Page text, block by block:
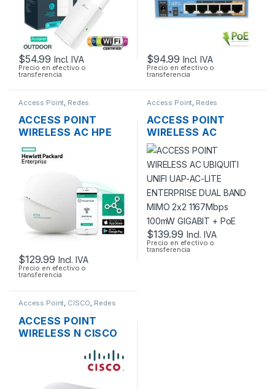
$54.99 Incl. IVA
Precio en efectivo o
transferencia
$94.99 Incl. IVA
Precio en efectivo o
transferencia
Access Point Redes
ACCESS POINT
WIRELESS AC HPE
JZ074A 1300MBPS
OFFICECONNECT
DUAL BAND GIGABIT
POE
$129.99 Incl. IVA
Precio en efectivo o
transferencia
Access Point Redes
ACCESS POINT
WIRELESS AC
UBIQUITI UNIFI UAP-
AC-LITE ENTERPRISE
DUAL BAND MIMO
2×2 1167MBPS
100MW GIGABIT +
POE
$139.99 Incl. IVA
Precio en efectivo o
transferencia
Access Point, CISCO, Redes
ACCESS POINT
WIRELESS N CISCO
DOS ANTENAS INT.
300MBPS SOPORTE
POE + FUENTE